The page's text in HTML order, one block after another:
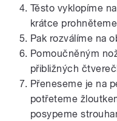
Těsto vyklopíme
krátce
Pak rozválíme na
Pomoučněným
přibližných
Přeneseme je na
potřeteme
posypeme